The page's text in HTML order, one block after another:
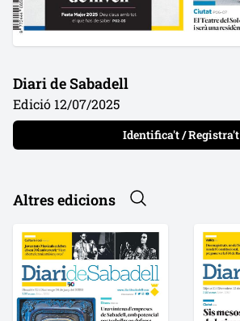
Diari de Sabadell
Edició 12/07/2025
Identifica't / Registra't
Altres edicions